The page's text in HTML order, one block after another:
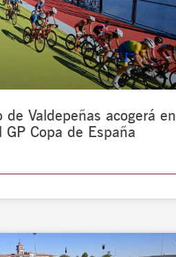
de Valdepeñas acogerá en
GP Copa de España